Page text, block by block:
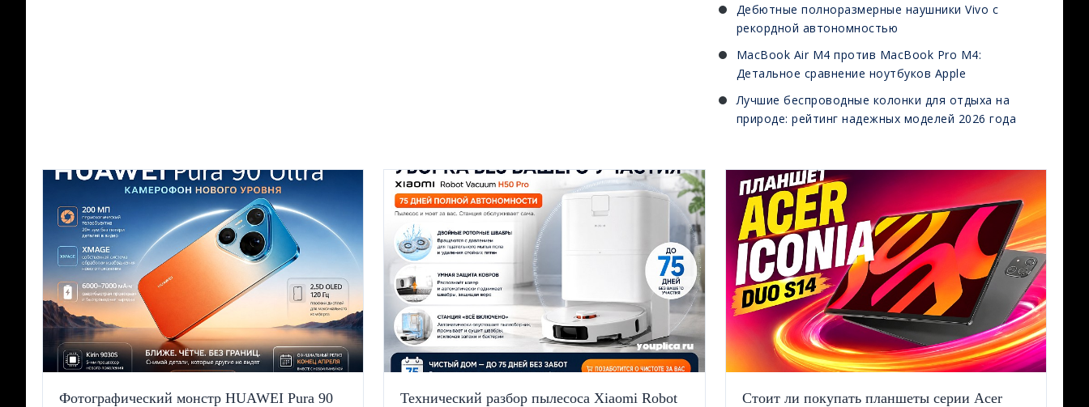
Дебютные полноразмерные наушники Vivo с
рекордной автономностью
MacBook Air M4 против MacBook Pro M4:
Детальное сравнение ноутбуков Apple
Лучшие беспроводные колонки для отдыха на
природе: рейтинг надежных моделей 2026 года
Фотографический монстр HUAWEI Pura 90
Технический разбор пылесоса Xiaomi Robot
Стоит ли покупать планшеты серии Acer